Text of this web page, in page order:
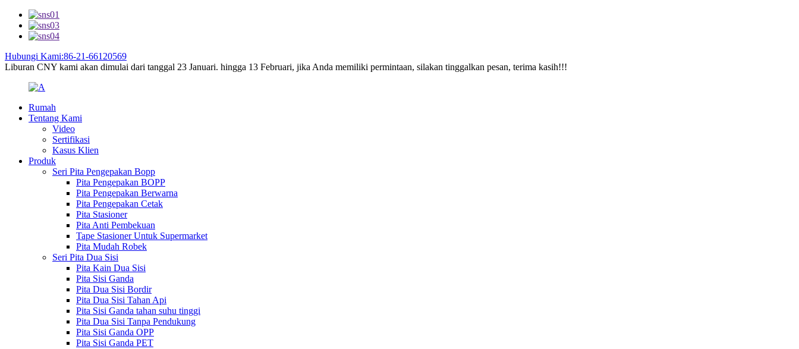
Hubungi Kami:86-21-66120569
Liburan CNY kami akan dimulai dari tanggal 23 Januari. hingga 13 Februari, jika Anda memiliki permintaan, silakan tinggalkan pesan, terima kasih!!!
Rumah
Tentang Kami
Video
Sertifikasi
Kasus Klien
Produk
Seri Pita Pengepakan Bopp
Pita Pengepakan BOPP
Pita Pengepakan Berwarna
Pita Pengepakan Cetak
Pita Stasioner
Pita Anti Pembekuan
Tape Stasioner Untuk Supermarket
Pita Mudah Robek
Seri Pita Dua Sisi
Pita Kain Dua Sisi
Pita Sisi Ganda
Pita Dua Sisi Bordir
Pita Dua Sisi Tahan Api
Pita Sisi Ganda tahan suhu tinggi
Pita Dua Sisi Tanpa Pendukung
Pita Sisi Ganda OPP
Pita Sisi Ganda PET